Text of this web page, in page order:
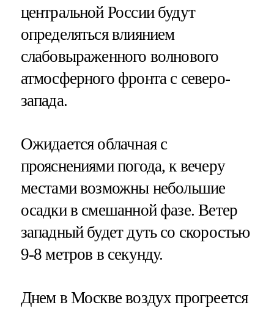
центральной России будут
определяться влиянием
слабовыраженного волнового
атмосферного фронта с северо-
запада.
Ожидается облачная с
прояснениями погода, к вечеру
местами возможны небольшие
осадки в смешанной фазе. Ветер
западный будет дуть со скоростью
9-8 метров в секунду.
Днем в Москве воздух прогреется